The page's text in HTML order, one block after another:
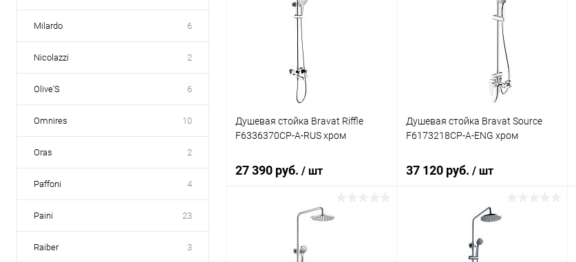
Milardo 6
Nicolazzi 2
Olive'S 6
Omnires 10
Oras 2
Paffoni 4
Paini 23
Raiber 3
Купить в 1 клик
Под заказ
Душевая стойка Bravat Riffle
F6336370CP-A-RUS хром
27 390 руб. / шт
Душевая стойка Bravat Source
F6173218CP-A-ENG хром
37 120 руб. / шт
В корзину